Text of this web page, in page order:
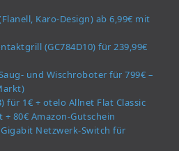
Karo-Design) ab 6,99€ mit
(GC784D10) für 239,99€
und Wischroboter für 799€ –
für 1€ + otelo Allnet Flat Classic
80€ Amazon-Gutschein
Gigabit Netzwerk-Switch für